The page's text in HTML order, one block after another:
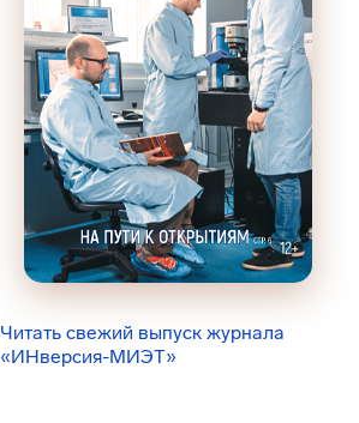
Читать свежий выпуск журнала
«ИНверсия-МИЭТ»